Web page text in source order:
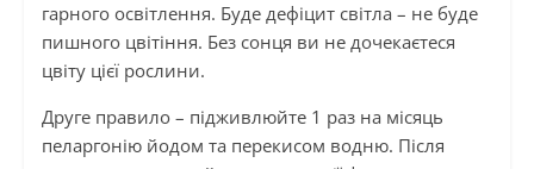
гарного освітлення. Буде дефіцит світла – не буде
пишного цвітіння. Без сонця ви не дочекаєтеся
цвіту цієї рослини.
Друге правило – підживлюйте 1 раз на місяць
пеларгонію йодом та перекисом водню. Після